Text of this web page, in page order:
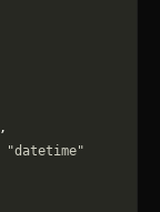
,
"datetime"